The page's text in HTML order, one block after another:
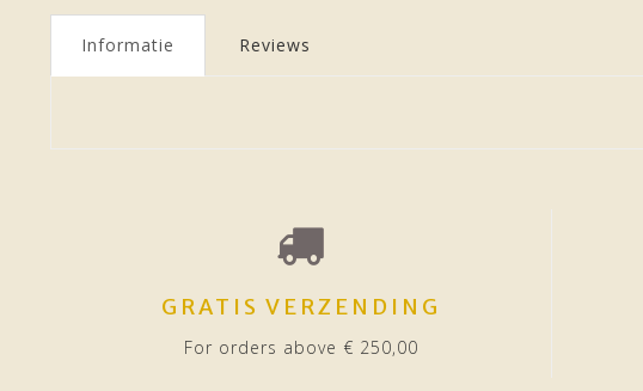
Informatie Reviews
GRATIS VERZENDING
For orders above € 250,00